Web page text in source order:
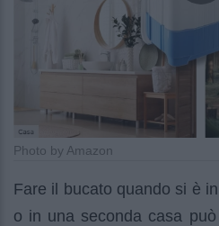
Photo by Amazon
Fare il bucato quando si è
o in una seconda casa